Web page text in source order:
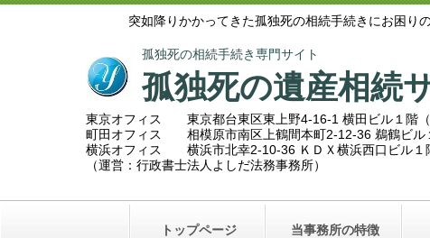
突如降りかかってきた孤独死の相続手続きにお困り
孤独死の相続手続き専門サイト
孤独死の遺産相続
東京オフィス 東京都台東区東上野4-16-1 横田ビル１階（
町田オフィス 相模原市南区上鶴間本町2-12-36 鵜鶴ビル
横浜オフィス 横浜市北幸2-10-36 ＫＤＸ横浜西口ビル１
（運営：行政書士法人よしだ法務事務所）
トップページ 当事務所の特徴